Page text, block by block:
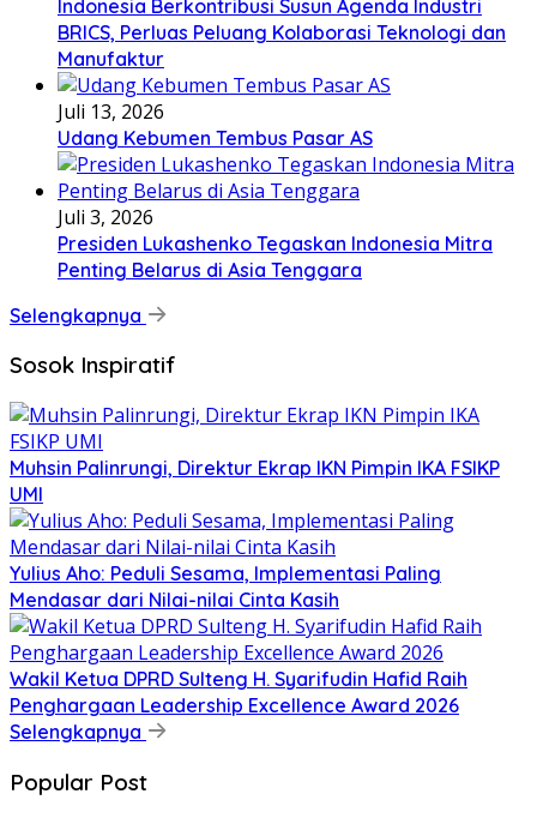
Indonesia Berkontribusi Susun Agenda Industri
BRICS, Perluas Peluang Kolaborasi Teknologi dan
Manufaktur
Juli 13, 2026
Udang Kebumen Tembus Pasar AS
Juli 3, 2026
Presiden Lukashenko Tegaskan Indonesia Mitra
Penting Belarus di Asia Tenggara
Selengkapnya
Sosok Inspiratif
Muhsin Palinrungi, Direktur Ekrap IKN Pimpin IKA FSIKP
UMI
Yulius Aho: Peduli Sesama, Implementasi Paling
Mendasar dari Nilai-nilai Cinta Kasih
Wakil Ketua DPRD Sulteng H. Syarifudin Hafid Raih
Penghargaan Leadership Excellence Award 2026
Selengkapnya
Popular Post